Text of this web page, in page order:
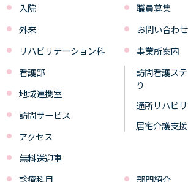
入院
外来
リハビリテーション科
看護部
地域連携室
訪問サービス
アクセス
無料送迎車
職員募集
お問い合わせ
事業所案内
訪問看護ス
り
通所リハビ
居宅介護支
診療科目
部門紹介